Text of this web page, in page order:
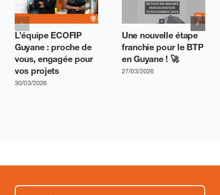
L’équipe ECOFIP
Guyane : proche de
vous, engagée pour
vos projets
30/03/2026
Une nouvelle étape
franchie pour le BTP
en Guyane ! 🚀
27/03/2026